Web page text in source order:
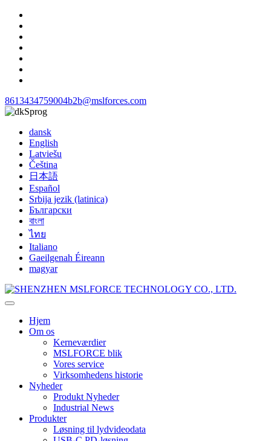
8613434759004b2b@mslforces.com
Sprog
dansk
English
Latviešu
Čeština
日本語
Español
Srbija jezik (latinica)
Български
বাংলা
ไทย
Italiano
Gaeilgenah Éireann
magyar
Hjem
Om os
Kerneværdier
MSLFORCE blik
Vores service
Virksomhedens historie
Nyheder
Produkt Nyheder
Industrial News
Produkter
Løsning til lydvideodata